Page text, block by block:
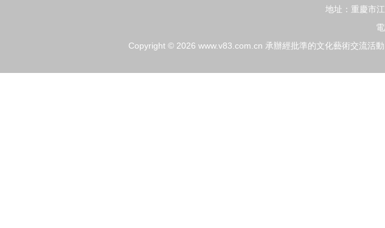
地址：重慶市
Copyright © 2026 www.v83.com.cn 承辦經批準的文化藝術交流活動